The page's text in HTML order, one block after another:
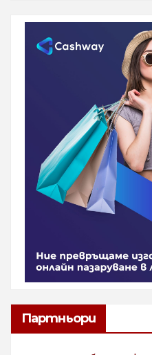
Партньори